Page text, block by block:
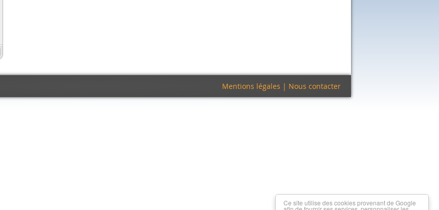
Mentions légales | Nous contacter
Ce site utilise des cookies provenant de Google